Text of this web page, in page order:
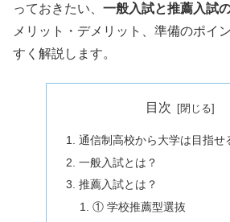
っておきたい、 一般入試と推薦入試
メリット・デメリット、準備のポイ
すく解説します。
目次
通信制高校から大学は目指せ
一般入試とは？
推薦入試とは？
① 学校推薦型選抜